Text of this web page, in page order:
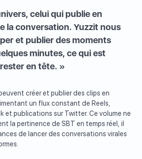
celui qui publie en
la conversation. Yuzzit nous
et publier des moments
minutes, ce qui est
en tête. »
créer et publier des clips en
un flux constant de Reels,
et publications sur Twitter. Ce volume ne
la pertinence de SBT en temps réel, il
de lancer des conversations virales